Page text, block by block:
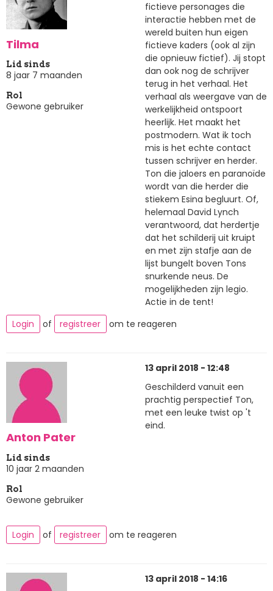
Tilma
Lid sinds
8 jaar 7 maanden
Rol
Gewone gebruiker
fictieve personages die
interactie hebben met de
wereld buiten hun eigen
fictieve kaders (ook al zijn
die opnieuw fictief). Jij stopt
dan ook nog de schrijver
terug in het verhaal. Het
verhaal als weergave van de
werkelijkheid ontspoort
heerlijk. Het maakt het
postmodern. Wat ik toch
mis is het echte contact
tussen schrijver en herder.
Ton die jaloers en paranoïde
wordt van die herder die
stiekem Esina begluurt. Of,
helemaal David Lynch
verantwoord, dat herdertje
dat het schilderij uit kruipt
en met zijn stafje aan de
lijst bungelt boven Tons
snurkende neus. De
mogelijkheden zijn legio.
Actie in de tent!
Login
of registreer om te reageren
Anton Pater
Lid sinds
10 jaar 2 maanden
Rol
Gewone gebruiker
13 april 2018 - 12:48
Geschilderd vanuit een
prachtig perspectief Ton,
met een leuke twist op 't
eind.
Login of registreer om te reageren
13 april 2018 - 14:16